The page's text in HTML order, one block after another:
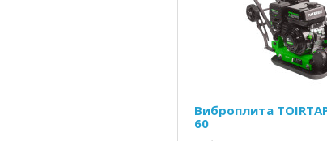
Виброплита
60